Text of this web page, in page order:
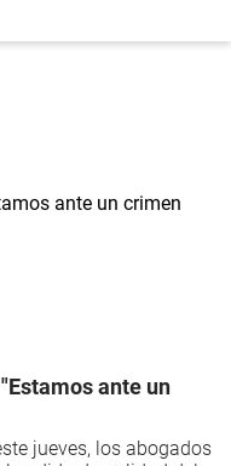
ante un
jueves, los abogados